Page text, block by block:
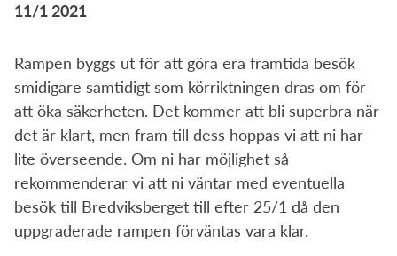
11/1 2021
Rampen byggs ut för att göra era framtida besök
smidigare samtidigt som körriktningen dras om för
att öka säkerheten. Det kommer att bli superbra när
det är klart, men fram till dess hoppas vi att ni har
lite överseende. Om ni har möjlighet så
rekommenderar vi att ni väntar med eventuella
besök till Bredviksberget till efter 25/1 då den
uppgraderade rampen förväntas vara klar.